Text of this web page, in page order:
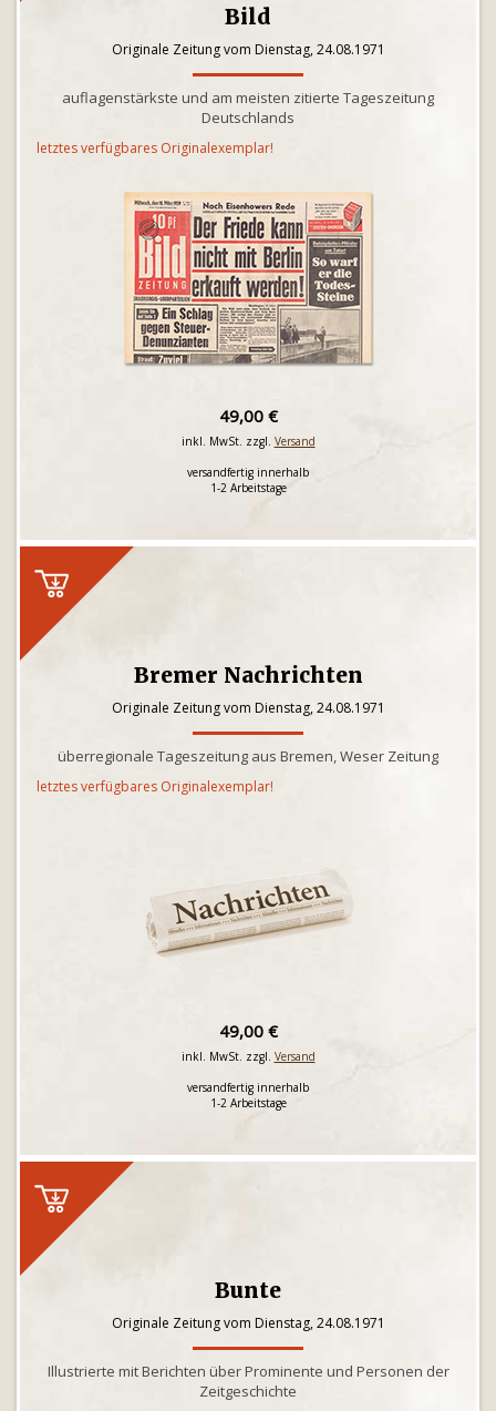
Bild
Originale Zeitung vom Dienstag, 24.08.1971
auflagenstärkste und am meisten zitierte Tageszeitung
Deutschlands
letztes verfügbares Originalexemplar!
49,00 €
inkl. MwSt. zzgl. Versand
versandfertig innerhalb
1-2 Arbeitstage
Bremer Nachrichten
Originale Zeitung vom Dienstag, 24.08.1971
überregionale Tageszeitung aus Bremen, Weser Zeitung
letztes verfügbares Originalexemplar!
49,00 €
inkl. MwSt. zzgl. Versand
versandfertig innerhalb
1-2 Arbeitstage
Bunte
Originale Zeitung vom Dienstag, 24.08.1971
Illustrierte mit Berichten über Prominente und Personen der
Zeitgeschichte